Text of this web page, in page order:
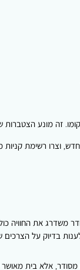
וצרו רשימת קניות
משדרג את החוויה
בדיוק על הצרכים
אלא בית